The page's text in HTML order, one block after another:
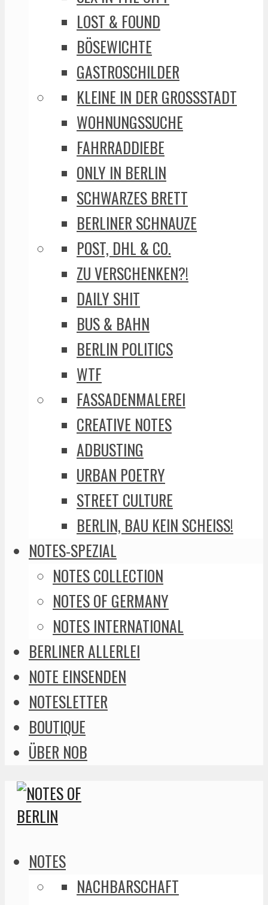
LOST & FOUND
BÖSEWICHTE
GASTROSCHILDER
KLEINE IN DER GROSSSTADT
WOHNUNGSSUCHE
FAHRRADDIEBE
ONLY IN BERLIN
SCHWARZES BRETT
BERLINER SCHNAUZE
POST, DHL & CO.
ZU VERSCHENKEN?!
DAILY SHIT
BUS & BAHN
BERLIN POLITICS
WTF
FASSADENMALEREI
CREATIVE NOTES
ADBUSTING
URBAN POETRY
STREET CULTURE
BERLIN, BAU KEIN SCHEISS!
NOTES-SPEZIAL
NOTES COLLECTION
NOTES OF GERMANY
NOTES INTERNATIONAL
BERLINER ALLERLEI
NOTE EINSENDEN
NOTESLETTER
BOUTIQUE
ÜBER NOB
NOTES
NACHBARSCHAFT